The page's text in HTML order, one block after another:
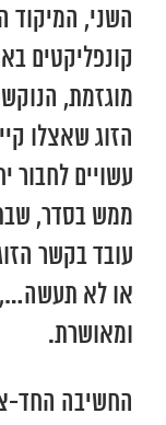
השני, המיקוד
קונפליקטים
מוגזמת,
הזוג שאצלו
עשויים לחבור
ממש בסדר,
עובד בקשר
או לא תעשה…,
ומאושרת.
החשיבה החד-